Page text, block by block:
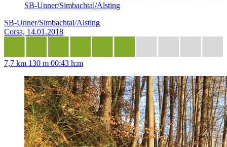
SB-Unner/Simbachtal/Alsting
SB-Unner/Simbachtal/Alsting
Corsa, 14.01.2018
7,7 km 130 m 00:43 h:m